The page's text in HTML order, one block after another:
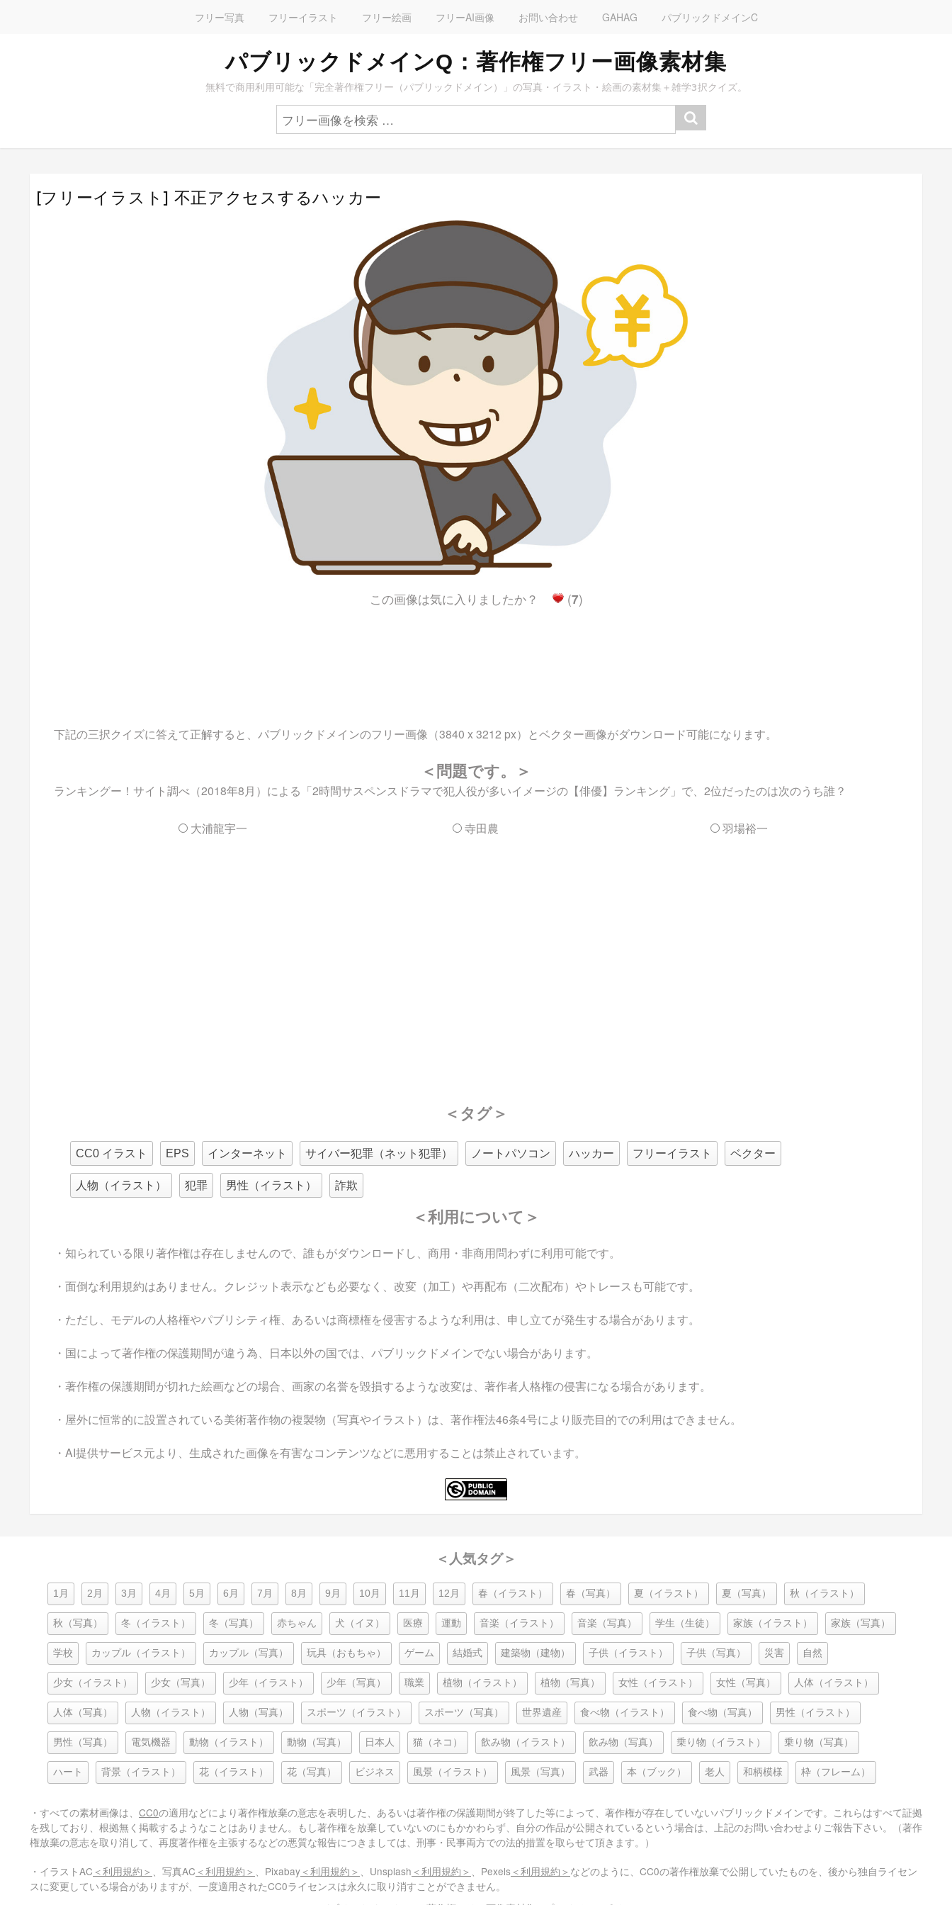
フリー写真 フリーイラスト フリー絵画 フリーAI画像 お問い合わせ GAHAG パブリックドメインC
パブリックドメインQ：著作権フリー画像素材集
無料で商用利用可能な「完全著作権フリー（パブリックドメイン）」の写真・イラスト・絵画の素材集＋雑学3択クイズ。
[フリーイラスト] 不正アクセスするハッカー
この画像は気に入りましたか？ (7)
下記の三択クイズに答えて正解すると、パブリックドメインのフリー画像（3840 x 3212 px）とベクター画像がダウンロード可能になります。
＜問題です。＞
ランキングー！サイト調べ（2018年8月）による「2時間サスペンスドラマで犯人役が多いイメージの【俳優】ランキング」で、2位だったのは次のうち誰？
大浦龍宇一 寺田農 羽場裕一
＜タグ＞
CC0 イラスト EPS インターネット サイバー犯罪（ネット犯罪） ノートパソコン ハッカー フリーイラスト ベクター
人物（イラスト） 犯罪 男性（イラスト） 詐欺
＜利用について＞
・知られている限り著作権は存在しませんので、誰もがダウンロードし、商用・非商用問わずに利用可能です。
・面倒な利用規約はありません。クレジット表示なども必要なく、改変（加工）や再配布（二次配布）やトレースも可能です。
・ただし、モデルの人格権やパブリシティ権、あるいは商標権を侵害するような利用は、申し立てが発生する場合があります。
・国によって著作権の保護期間が違う為、日本以外の国では、パブリックドメインでない場合があります。
・著作権の保護期間が切れた絵画などの場合、画家の名誉を毀損するような改変は、著作者人格権の侵害になる場合があります。
・屋外に恒常的に設置されている美術著作物の複製物（写真やイラスト）は、著作権法46条4号により販売目的での利用はできません。
・AI提供サービス元より、生成された画像を有害なコンテンツなどに悪用することは禁止されています。
＜人気タグ＞
1月 2月 3月 4月 5月 6月 7月 8月 9月 10月 11月 12月 春（イラスト） 春（写真） 夏（イラスト） 夏（写真） 秋（イラスト）
秋（写真） 冬（イラスト） 冬（写真） 赤ちゃん 犬（イヌ） 医療 運動 音楽（イラスト） 音楽（写真） 学生（生徒） 家族（イラスト） 家族（写真）
学校 カップル（イラスト） カップル（写真） 玩具（おもちゃ） ゲーム 結婚式 建築物（建物） 子供（イラスト） 子供（写真） 災害 自然
少女（イラスト） 少女（写真） 少年（イラスト） 少年（写真） 職業 植物（イラスト） 植物（写真） 女性（イラスト） 女性（写真） 人体（イラスト）
人体（写真） 人物（イラスト） 人物（写真） スポーツ（イラスト） スポーツ（写真） 世界遺産 食べ物（イラスト） 食べ物（写真） 男性（イラスト）
男性（写真） 電気機器 動物（イラスト） 動物（写真） 日本人 猫（ネコ） 飲み物（イラスト） 飲み物（写真） 乗り物（イラスト） 乗り物（写真）
ハート 背景（イラスト） 花（イラスト） 花（写真） ビジネス 風景（イラスト） 風景（写真） 武器 本（ブック） 老人 和柄模様 枠（フレーム）
・すべての素材画像は、 CC0の適用などにより著作権放棄の意志を表明した、あるいは著作権の保護期間が終了した等によって、著作権が存在していないパブリックドメインです。これらはすべて証拠
を残しており、根拠無く掲載するようなことはありません。もし著作権を放棄していないのにもかかわらず、自分の作品が公開されているという場合は、上記のお問い合わせよりご報告下さい。（著作
権放棄の意志を取り消して、再度著作権を主張するなどの悪質な報告につきましては、刑事・民事両方での法的措置を取らせて頂きます。）
・イラストAC ＜利用規約＞ 、写真AC ＜利用規約＞ 、Pixabay ＜利用規約＞ 、Unsplash ＜利用規約＞ 、Pexels ＜利用規約＞ などのように、CC0の著作権放棄で公開していたものを、後から独自ライセン
スに変更している場合がありますが、一度適用されたCC0ライセンスは永久に取り消すことができません。